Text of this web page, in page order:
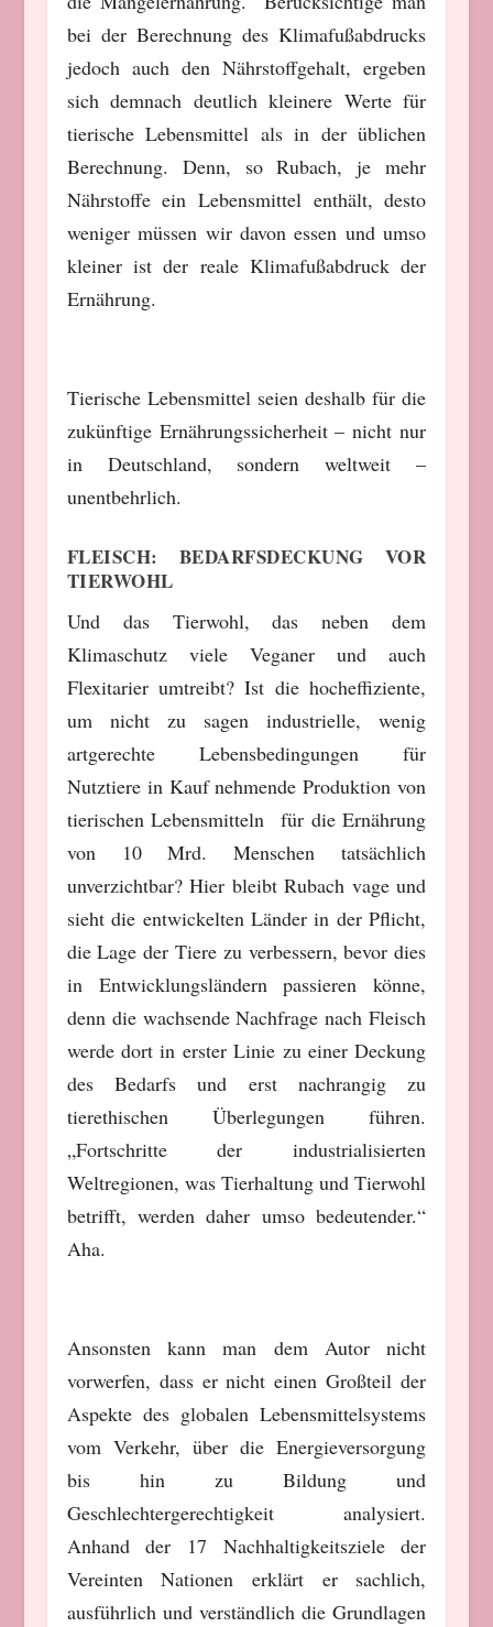
bei der Berechnung des Klimafußabdrucks
jedoch auch den Nährstoffgehalt, ergeben
sich demnach deutlich kleinere Werte für
tierische Lebensmittel als in der üblichen
Berechnung. Denn, so Rubach, je mehr
Nährstoffe ein Lebensmittel enthält, desto
weniger müssen wir davon essen und umso
kleiner ist der reale Klimafußabdruck der
Ernährung.
Tierische Lebensmittel seien deshalb für die
zukünftige Ernährungssicherheit – nicht nur
in Deutschland, sondern weltweit –
unentbehrlich.
FLEISCH: BEDARFSDECKUNG VOR
TIERWOHL
Und das Tierwohl, das neben dem
Klimaschutz viele Veganer und auch
Flexitarier umtreibt? Ist die hocheffiziente,
um nicht zu sagen industrielle, wenig
artgerechte Lebensbedingungen für
Nutztiere in Kauf nehmende Produktion von
tierischen Lebensmitteln für die Ernährung
von 10 Mrd. Menschen tatsächlich
unverzichtbar? Hier bleibt Rubach vage und
sieht die entwickelten Länder in der Pflicht,
die Lage der Tiere zu verbessern, bevor dies
in Entwicklungsländern passieren könne,
denn die wachsende Nachfrage nach Fleisch
werde dort in erster Linie zu einer Deckung
des Bedarfs und erst nachrangig zu
tierethischen Überlegungen führen.
„Fortschritte der industrialisierten
Weltregionen, was Tierhaltung und Tierwohl
betrifft, werden daher umso bedeutender.“
Aha.
Ansonsten kann man dem Autor nicht
vorwerfen, dass er nicht einen Großteil der
Aspekte des globalen Lebensmittelsystems
vom Verkehr, über die Energieversorgung
bis hin zu Bildung und
Geschlechtergerechtigkeit analysiert.
Anhand der 17 Nachhaltigkeitsziele der
Vereinten Nationen erklärt er sachlich,
ausführlich und verständlich die Grundlagen